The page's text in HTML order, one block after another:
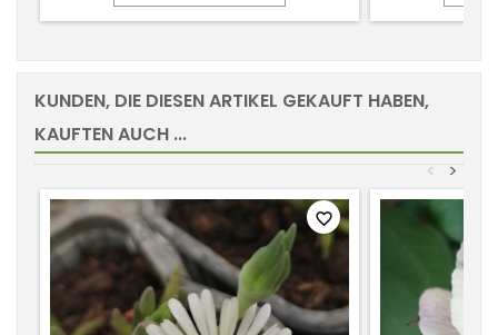
KUNDEN, DIE DIESEN ARTIKEL GEKAUFT HABEN,
KAUFTEN AUCH ...
>
<
favorite_border